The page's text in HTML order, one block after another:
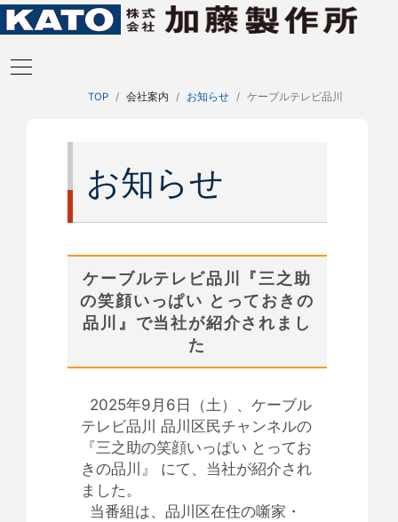
TOP 会社案内 お知らせ ケーブルテレビ品川
お知らせ
ケーブルテレビ品川『三之助
の笑顔いっぱい とっておきの
品川』で当社が紹介されまし
た
2025年9月6日（土）、ケーブル
テレビ品川 品川区民チャンネルの
『三之助の笑顔いっぱい とってお
きの品川』 にて、当社が紹介され
ました。
当番組は、品川区在住の噺家・